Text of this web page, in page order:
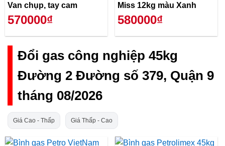
Van chụp, tay cam
570000₫
Miss 12kg màu Xanh
580000₫
Đổi gas công nghiệp 45kg
Đường 2 Đường số 379, Quận 9
tháng 08/2026
Giá Cao - Thấp Giá Thấp - Cao